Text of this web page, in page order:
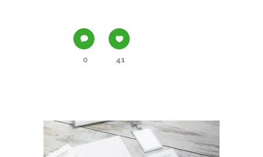
0 41